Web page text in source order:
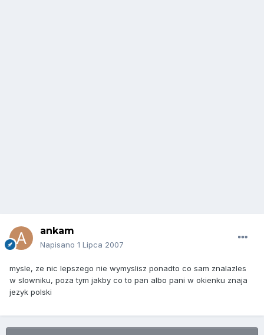
ankam
Napisano 1 Lipca 2007
mysle, ze nic lepszego nie wymyslisz ponadto co sam znalazles
w slowniku, poza tym jakby co to pan albo pani w okienku znaja
jezyk polski